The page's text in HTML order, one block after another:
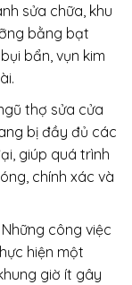
sửa chữa, khu
bằng bạt
bẩn, vụn kim
thợ sửa cửa
bị đầy đủ các
giúp quá trình
chính xác và
công việc
hiện một
giờ ít gây